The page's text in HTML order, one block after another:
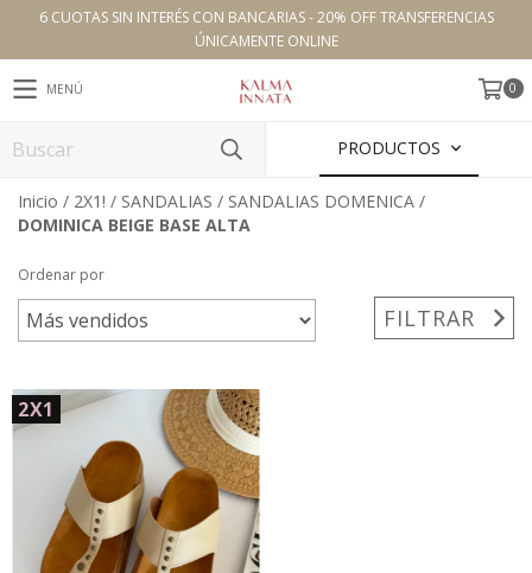
6 CUOTAS SIN INTERÉS CON BANCARIAS - 20% OFF TRANSFERENCIAS
ÚNICAMENTE ONLINE
MENÚ 0
PRODUCTOS
Inicio / 2X1! / SANDALIAS / SANDALIAS DOMENICA /
DOMINICA BEIGE BASE ALTA
Ordenar por
FILTRAR
2X1